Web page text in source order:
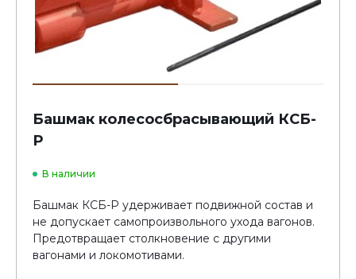
Башмак колесосбрасывающий КСБ-
Р
В наличии
Башмак КСБ-Р удерживает подвижной состав и
не допускает самопроизвольного ухода вагонов.
Предотвращает столкновение с другими
вагонами и локомотивами.